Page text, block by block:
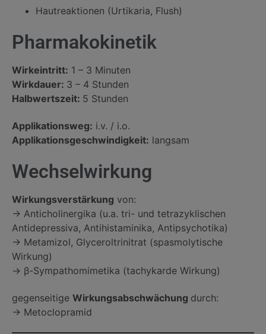
Hautreaktionen (Urtikaria, Flush)
Pharmakokinetik
Wirkeintritt: 1 – 3 Minuten
Wirkdauer: 3 – 4 Stunden
Halbwertszeit: 5 Stunden
Applikationsweg: i.v. / i.o.
Applikationsgeschwindigkeit: langsam
Wechselwirkung
Wirkungsverstärkung von:
→ Anticholinergika (u.a. tri- und tetrazyklischen
Antidepressiva, Antihistaminika, Antipsychotika)
→ Metamizol, Glyceroltrinitrat (spasmolytische
Wirkung)
→ β-Sympathomimetika (tachykarde Wirkung)
gegenseitige Wirkungsabschwächung durch:
→ Metoclopramid